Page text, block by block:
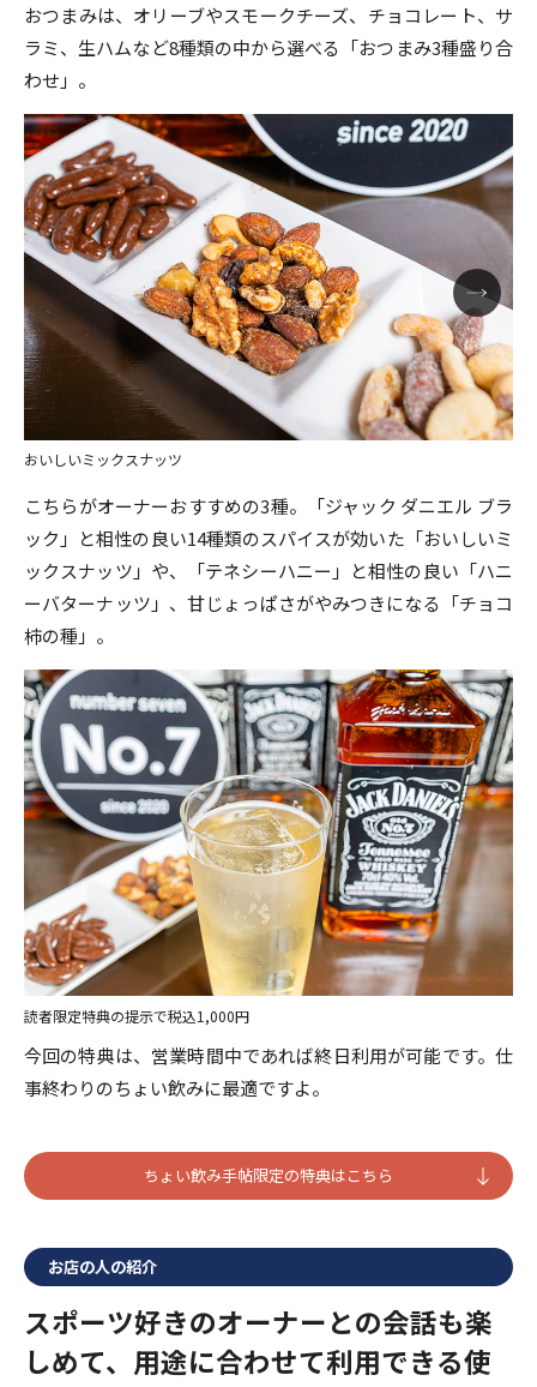
おつまみは、オリーブやスモークチーズ、チョコレート、サ
ラミ、生ハムなど8種類の中から選べる「おつまみ3種盛り合
わせ」。
おいしいミックスナッツ
こちらがオーナーおすすめの3種。「ジャック ダニエル ブラ
ック」と相性の良い14種類のスパイスが効いた「おいしいミ
ックスナッツ」や、「テネシーハニー」と相性の良い「ハニ
ーバターナッツ」、甘じょっぱさがやみつきになる「チョコ
柿の種」。
読者限定特典の提示で税込1,000円
今回の特典は、営業時間中であれば終日利用が可能です。仕
事終わりのちょい飲みに最適ですよ。
ちょい飲み手帖限定の特典はこちら
お店の人の紹介
スポーツ好きのオーナーとの会話も楽
しめて、用途に合わせて利用できる使